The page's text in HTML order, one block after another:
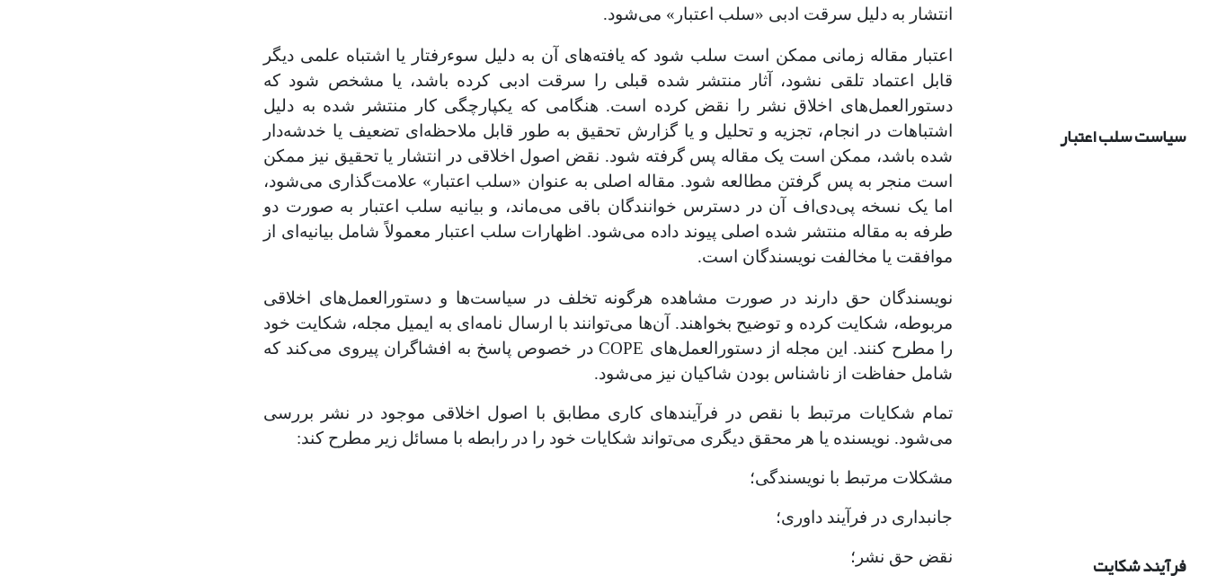
انتشار به دلیل سرقت ادبی «سلب اعتبار» می‌شود.
سیاست سلب اعتبار
اعتبار مقاله زمانی ممکن است سلب شود که یافته‌های آن به دلیل سوء‌رفتار یا اشتباه علمی دیگر
قابل اعتماد تلقی نشود، آثار منتشر شده قبلی را سرقت ادبی کرده باشد، یا مشخص شود که
دستورالعمل‌های اخلاق نشر را نقض کرده است. هنگامی که یکپارچگی کار منتشر شده به دلیل
اشتباهات در انجام، تجزیه و تحلیل و یا گزارش تحقیق به طور قابل ملاحظه‌ای تضعیف یا خدشه‌دار
شده باشد، ممکن است یک مقاله پس گرفته شود. نقض اصول اخلاقی در انتشار یا تحقیق نیز ممکن
است منجر به پس گرفتن مطالعه شود. مقاله اصلی به عنوان «سلب اعتبار» علامت‌گذاری می‌شود،
اما یک نسخه پی‌دی‌اف آن در دسترس خوانندگان باقی می‌ماند، و بیانیه سلب اعتبار به صورت دو
طرفه به مقاله منتشر شده اصلی پیوند داده می‌شود. اظهارات سلب اعتبار معمولاً شامل بیانیه‌ای از
موافقت یا مخالفت نویسندگان است.
فرآیند شکایت
نویسندگان حق دارند در صورت مشاهده هرگونه تخلف در سیاست‌ها و دستورالعمل‌های اخلاقی
مربوطه، شکایت کرده و توضیح بخواهند. آن‌ها می‌توانند با ارسال نامه‌ای به ایمیل مجله، شکایت خود
را مطرح کنند. این مجله از دستورالعمل‌های COPE در خصوص پاسخ به افشاگران پیروی می‌کند که
شامل حفاظت از ناشناس بودن شاکیان نیز می‌شود.
تمام شکایات مرتبط با نقص در فرآیندهای کاری مطابق با اصول اخلاقی موجود در نشر بررسی
می‌شود. نویسنده یا هر محقق دیگری می‌تواند شکایات خود را در رابطه با مسائل زیر مطرح کند:
مشکلات مرتبط با نویسندگی؛
جانبداری در فرآیند داوری؛
نقض حق نشر؛